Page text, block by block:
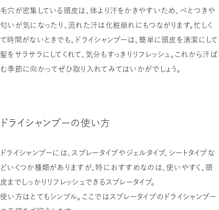
毛穴が密集している頭皮は、体より汗をかきやすいため、べとつきや
匂いが気になったり、流れた汗は化粧崩れにもつながります。忙しく
て時間がないときでも、ドライシャンプーは、簡単に頭皮を清潔にして
髪をサラサラにしてくれて、気分もすっきりリフレッシュ。これから汗ば
む季節に向かってぜひ取り入れてみてはいかがでしょう。
ドライシャンプーの使い方
ドライシャンプーには、スプレータイプやジェルタイプ、シートタイプな
どいくつか種類がありますが、特におすすめなのは、使いやすく、頭
皮までしっかりリフレッシュできるスプレータイプ。
使い方はとてもシンプル。ここではスプレータイプのドライシャンプー